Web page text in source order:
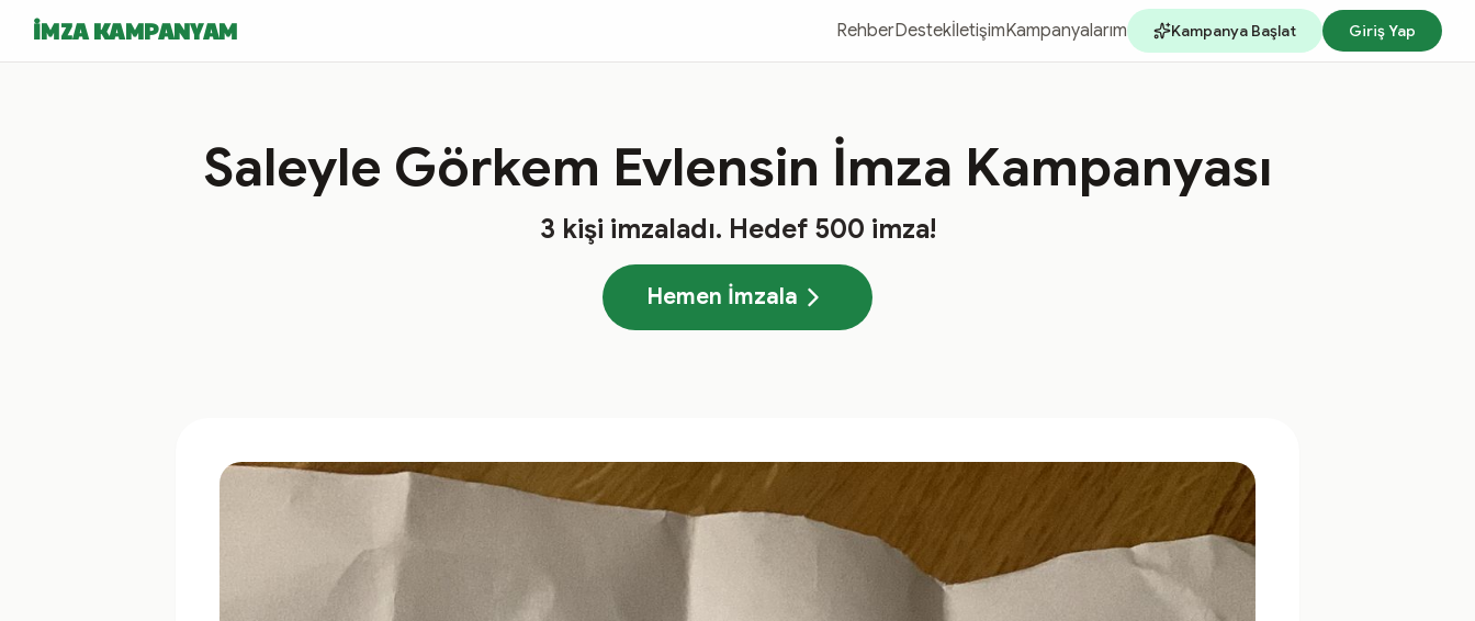
İMZA KAMPANYAM RehberDestekİletişimKampanyalarım Kampanya Başlat Giriş Yap
Saleyle Görkem Evlensin İmza Kampanyası
3 kişi imzaladı. Hedef 500 imza!
Hemen İmzala